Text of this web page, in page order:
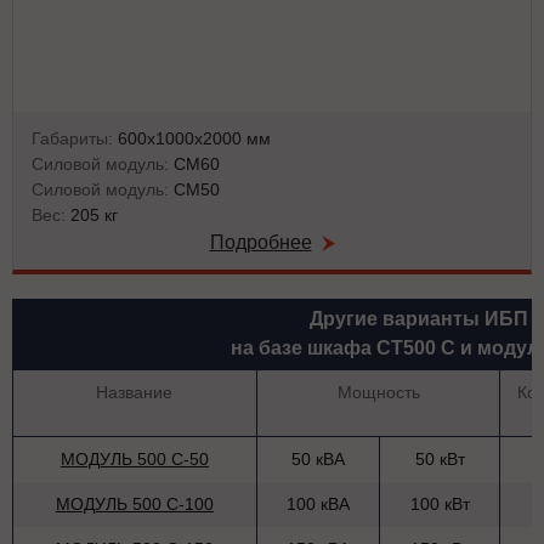
Габариты: 600х1000х2000 мм
Силовой модуль: СМ60
Силовой модуль: СМ50
Вес: 205 кг
Подробнее
Другие варианты ИБП
на базе шкафа СТ500 С и
Название Мощность
МОДУЛЬ 500 С-50 50 кВА 50 кВт
МОДУЛЬ 500 С-100 100 кВА 100 кВт